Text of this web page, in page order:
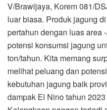
V/Brawijaya, Korem 081/
luar biasa. Produk jagung
pertahun dengan luas area
potensi konsumsi jagung
ton/tahun. Kita memang
melihat peluang dan
kebutuhan jagung baik
dampak El Nino tahun